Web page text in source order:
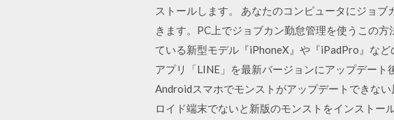
ストールします。 あなたのコンピュータにジョ
きます。PC上でジョブカン勤怠管理を使うこの
ている新型モデル『iPhoneX』や『iPadPro』な
アプリ「LINE」を最新バージョンにアップデー
Androidスマホでモンストがアップデートできな
ロイド端末でないと新版のモンストをインストー